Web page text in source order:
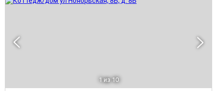
1 из 10